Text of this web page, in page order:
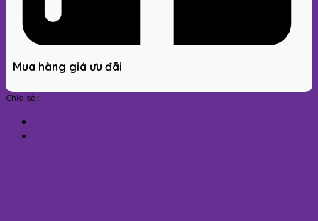
Mua hàng giá ưu đãi
Chia sẻ :